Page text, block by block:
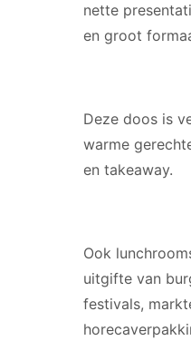
nette
en groot
Deze doos is
warme
en takeaway.
Ook
uitgifte van
festivals,